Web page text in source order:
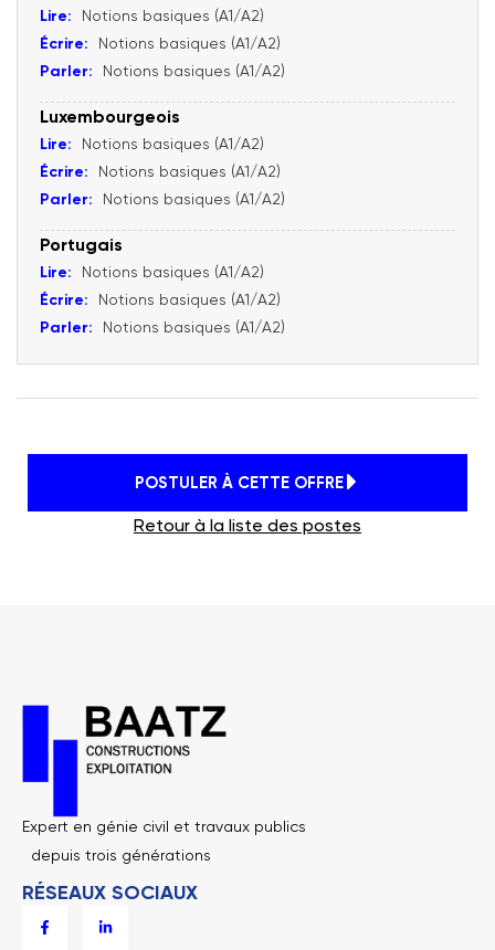
Lire: Notions basiques (A1/A2)
Écrire: Notions basiques (A1/A2)
Parler: Notions basiques (A1/A2)
Luxembourgeois
Lire: Notions basiques (A1/A2)
Écrire: Notions basiques (A1/A2)
Parler: Notions basiques (A1/A2)
Portugais
Lire: Notions basiques (A1/A2)
Écrire: Notions basiques (A1/A2)
Parler: Notions basiques (A1/A2)
POSTULER À CETTE OFFRE
Retour à la liste des postes
Expert en génie civil et travaux publics
depuis trois générations
RÉSEAUX SOCIAUX
a
c
i